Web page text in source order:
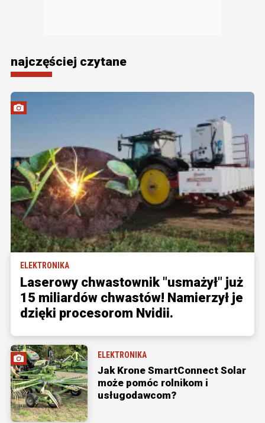
najczęściej czytane
ELEKTRONIKA
Laserowy chwastownik "usmażył" już
15 miliardów chwastów! Namierzył je
dzięki procesorom Nvidii.
ELEKTRONIKA
Jak Krone SmartConnect Solar
może pomóc rolnikom i
usługodawcom?